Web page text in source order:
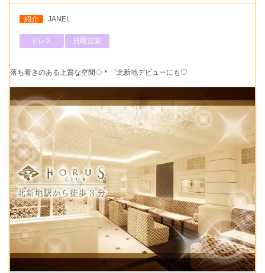
紹介 JANEL
ドレス 日曜営業
落ち着きのある上質な空間◇＊゜北新地デビューにも♡